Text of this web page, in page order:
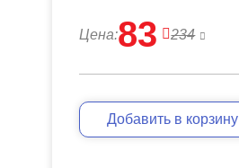
Цена:83 234
Добавить в корзину